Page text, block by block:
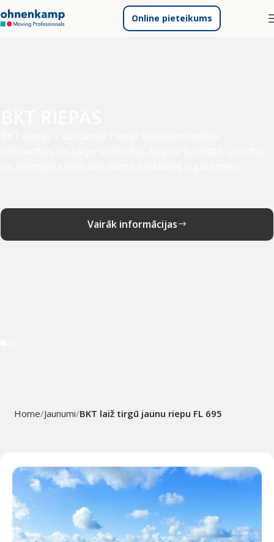
Online pieteikums
Vairāk informācijas
Home Jaunumi BKT laiž tirgū jaunu riepu FL 695